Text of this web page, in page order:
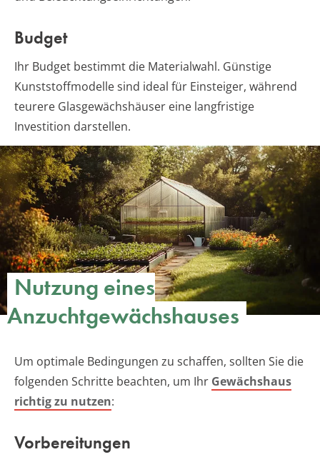
Budget
Ihr Budget bestimmt die Materialwahl. Günstige
Kunststoffmodelle sind ideal für Einsteiger, während
teurere Glasgewächshäuser eine langfristige
Investition darstellen.
Nutzung eines
Anzuchtgewächshauses
Um optimale Bedingungen zu schaffen, sollten Sie die
folgenden Schritte beachten, um Ihr Gewächshaus
richtig zu nutzen:
Vorbereitungen